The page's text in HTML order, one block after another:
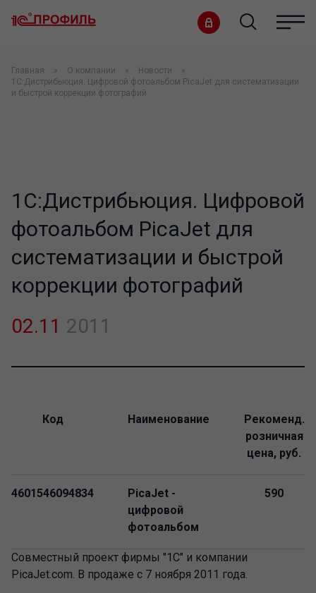
Главная О компании
Новости
1C:Дистрибьюция. Цифровой фотоальбом PicaJet для систематизации
и быстрой коррекции фотографий
1C:Дистрибьюция. Цифровой
фотоальбом PicaJet для
систематизации и быстрой
коррекции фотографий
02.11 2011
Код Наименование
Рекоменд.
розничная
цена, руб.
4601546094834
PicaJet -
цифровой
фотоальбом
590
Совместный проект фирмы "1С" и компании
PicaJet.com. В продаже с 7 ноября 2011 года.